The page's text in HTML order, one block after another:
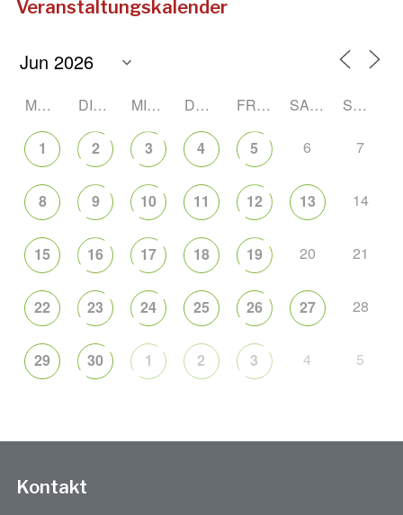
Veranstaltungskalender
MONTAG DIENSTAG MITTWOCH DONNERSTAG FREITAG SAMSTAG SONNTAG
1 2 3 4 5 6 7
8 9 10 11 12 13 14
15 16 17 18 19 20 21
22 23 24 25 26 27 28
29 30 1 2 3 4 5
Kontakt